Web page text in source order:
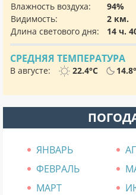
Влажность воздуха:
94%
Видимость:
2 км.
Длина светового дня:
14 ч.
СРЕДНЯЯ ТЕМПЕРАТУРА
В августе: 22.4°C
ЯНВАРЬ
ФЕВРАЛЬ
МАРТ